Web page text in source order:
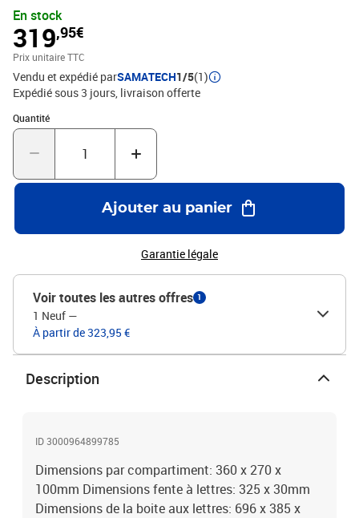
En stock
319,95€
Prix unitaire TTC
Vendu et expédié parSAMATECH1/5(1)
Expédié sous 3 jours livraison offerte
Quantité
Quantité : 1
Ajouter au panier
Garantie légale
Voir toutes les autres offres 1
1 Neuf —
À partir de 323,95 €
Description
ID 3000964899785
Dimensions par compartiment: 360 x 270 x
100mm Dimensions fente à lettres: 325 x 30mm
Dimensions de la boite aux lettres: 696 x 385 x